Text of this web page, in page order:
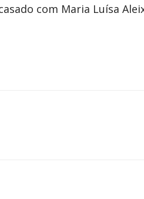
com Maria Luísa